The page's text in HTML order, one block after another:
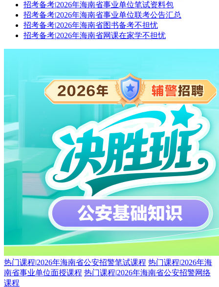
招考备考|2026年海南省事业单位笔试资料包
招考备考|2026年海南省事业单位联考公告汇总
招考备考|2026年海南省图书备考不担忧
招考备考|2026年海南省网课在家学不担忧
热门课程|2026年海南省公安招警笔试课程 热门课程|2026年海
南省事业单位面授课程 热门课程|2026年海南省公安招警网络
课程